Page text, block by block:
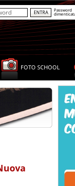
Password
FOTO SCHOOL